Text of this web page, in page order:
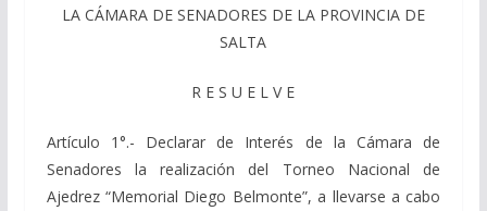
LA CÁMARA DE SENADORES DE LA PROVINCIA DE
SALTA
R E S U E L V E
Artículo 1°.- Declarar de Interés de la Cámara de
Senadores la realización del Torneo Nacional de
Ajedrez “Memorial Diego Belmonte”, a llevarse a cabo